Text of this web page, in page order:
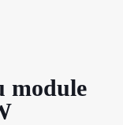
module